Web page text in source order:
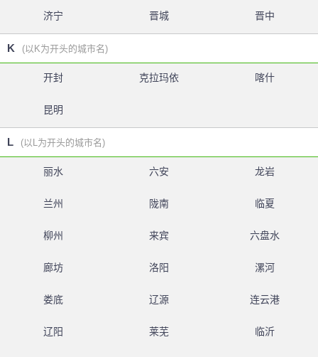
济宁 晋城 晋中
K (以K为开头的城市名)
开封 克拉玛依 喀什
昆明
L (以L为开头的城市名)
丽水 六安 龙岩
兰州 陇南 临夏
柳州 来宾 六盘水
廊坊 洛阳 漯河
娄底 辽源 连云港
辽阳 莱芜 临沂